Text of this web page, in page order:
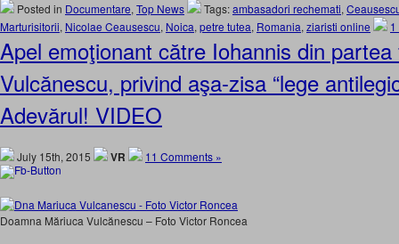
Posted in Documentare, Top News Tags:ambasadori rechemati,
Marturisitorii, Nicolae Ceausescu, Noica, petre tutea, Romania, ziaristi online
Apel emoţionant către Iohannis din
Vulcănescu, privind aşa-zisa “lege
Adevărul! VIDEO
July 15th, 2015 VR 11 Comments »
Doamna Măriuca Vulcănescu – Foto Victor Roncea